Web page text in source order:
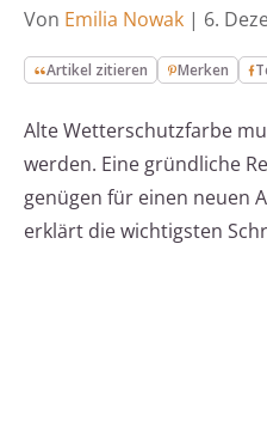
Von Emilia Nowak | 6.
Artikel zitieren Merken
Alte Wetterschutzfarbe
werden. Eine gründliche
genügen für einen neuen
erklärt die wichtigsten